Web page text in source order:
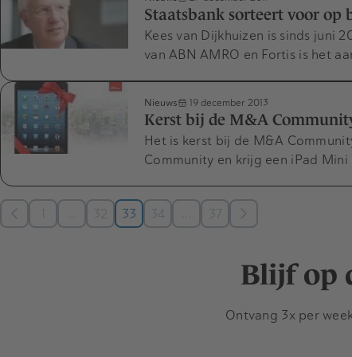
Staatsbank sorteert voor op
Kees van Dijkhuizen is sinds juni
van ABN AMRO en Fortis is het
Nieuws 19 december 2013
Kerst bij de M&A
Het is kerst bij de M&A
Community en krijg een iPad
32 33 34 37
Blijf op
Ontvang 3x per